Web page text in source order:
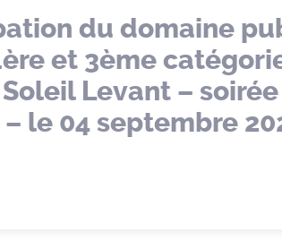
du domaine
et 3ème
Levant – soirée
le 04 septembre